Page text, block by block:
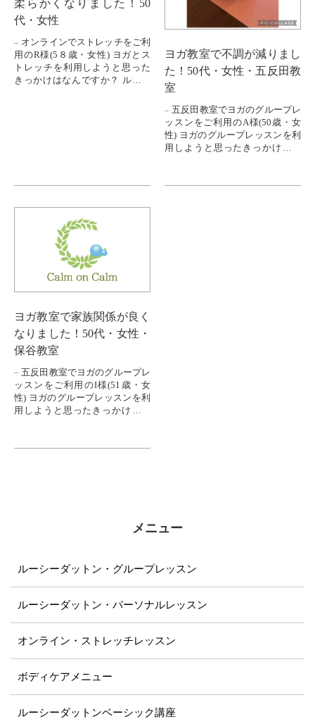
柔らかくなりました！50
代・女性
オンラインでストレッチをご利
用のR様(5８歳・女性) ヨガとス
トレッチを利用しようと思った
きっかけはなんですか？ ルーシ
ヨガ教室で不調が減りまし
た！50代・女性・五反田教
室
五反田教室でヨガのグループレ
ッスンをご利用のA様(50歳・女
性) ヨガのグループレッスンを利
用しようと思ったきっかけはな
も...
ヨガ教室で家族関係が良く
なりました！50代・女性・
保谷教室
五反田教室でヨガのグループレ
ッスンをご利用のI様(51歳・女
性) ヨガのグループレッスンを利
用しようと思ったきっかけはな
し...
メニュー
ルーシーダットン・グループレッスン
ルーシーダットン・パーソナルレッスン
オンライン・ストレッチレッスン
ボディケアメニュー
ルーシーダットンベーシック講座